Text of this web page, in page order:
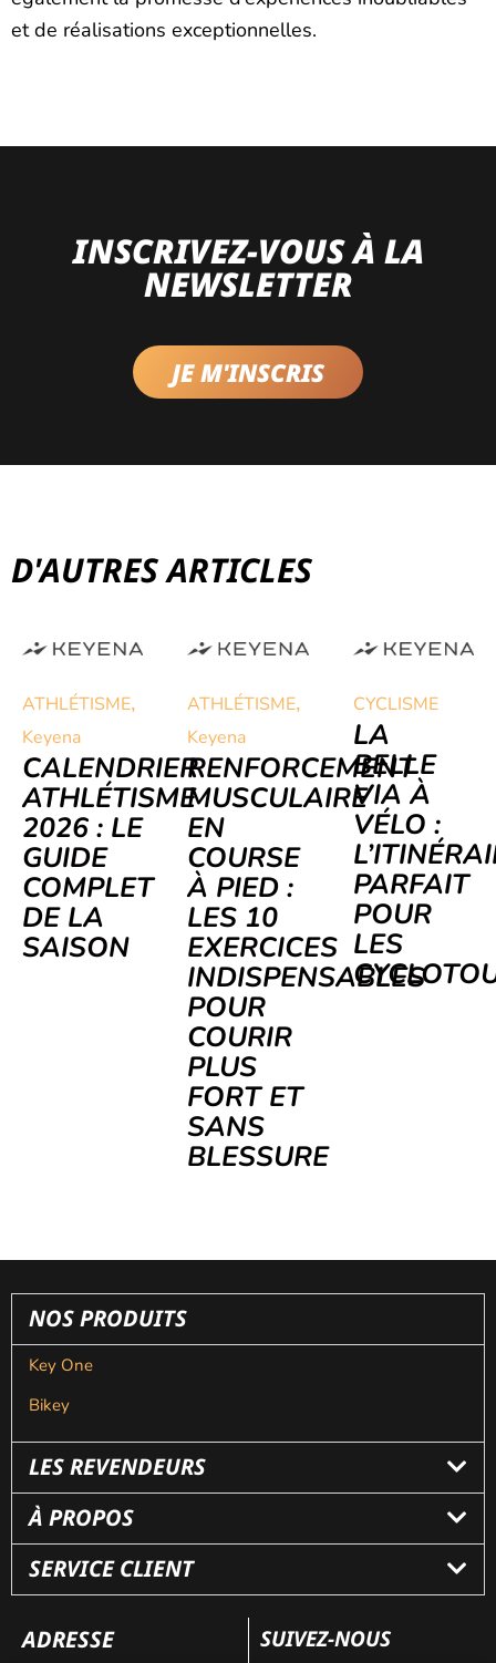
et de réalisations exceptionnelles.
INSCRIVEZ-VOUS À LA
NEWSLETTER
JE M'INSCRIS
D'AUTRES ARTICLES
ATHLÉTISME,
Keyena
CALENDRIER
ATHLÉTISME
2026 : LE
GUIDE
COMPLET
DE LA
SAISON
ATHLÉTISME,
Keyena
RENFORCEMENT
MUSCULAIRE
EN
COURSE
À PIED :
LES 10
EXERCICES
INDISPENSABLES
POUR
COURIR
PLUS
FORT ET
SANS
BLESSURE
CYCLISME
LA
BELLE
VIA À
VÉLO :
PARFAIT
POUR
LES
NOS PRODUITS
Key One
Bikey
LES REVENDEURS
À PROPOS
SERVICE CLIENT
ADRESSE SUIVEZ-NOUS